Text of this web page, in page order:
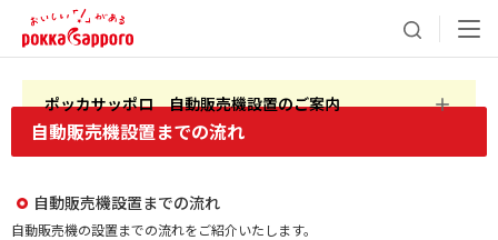
ポッカサッポロ 自動販売機設置のご案内
自動販売機設置までの流れ
自動販売機設置までの流れ
自動販売機の設置までの流れをご紹介いたします。